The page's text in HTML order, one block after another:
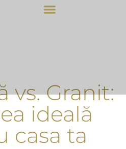
vs. Granit:
ideală
casa ta